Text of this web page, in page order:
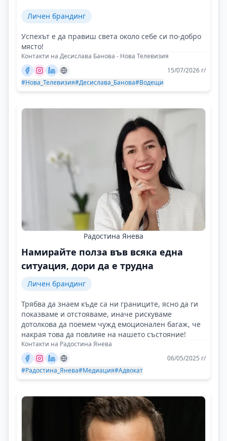
Личен брандинг
Успехът е да правиш света около себе си по-добро
място!
Контакти на Десислава Банова - Нова Телевизия
15/07/2026 г/
#Нова_Телевизия#Десислава_Банова#Водещи
Радостина Янева
Намирайте полза във всяка една
ситуация, дори да е трудна
Личен брандинг
Трябва да знаем къде са ни границите, ясно да ги
показваме и отстояваме, иначе рискуваме
дотолкова да поемем чужд емоционален багаж, че
накрая това да повлияе на нашето състояние!
Контакти на Радостина Янева
06/05/2025 г/
#Радостина_Янева#Медиация#Адвокат